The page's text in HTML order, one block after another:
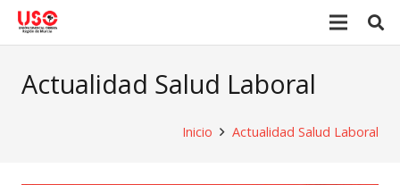
Actualidad Salud Laboral
Inicio Actualidad Salud Laboral